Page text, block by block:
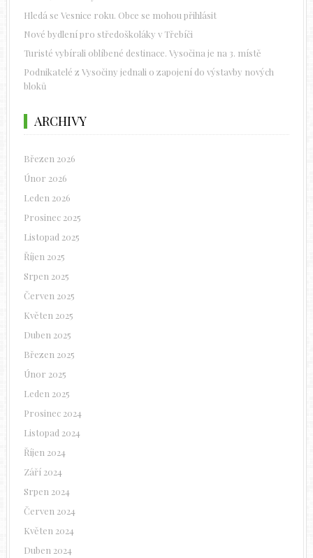
Hledá se Vesnice roku. Obce se mohou přihlásit
Nové bydlení pro středoškoláky v Třebíči
Turisté vybírali oblíbené destinace. Vysočina je na 3. místě
Podnikatelé z Vysočiny jednali o zapojení do výstavby nových
bloků
ARCHIVY
Březen 2026
Únor 2026
Leden 2026
Prosinec 2025
Listopad 2025
Říjen 2025
Srpen 2025
Červen 2025
Květen 2025
Duben 2025
Březen 2025
Únor 2025
Leden 2025
Prosinec 2024
Listopad 2024
Říjen 2024
Září 2024
Srpen 2024
Červen 2024
Květen 2024
Duben 2024